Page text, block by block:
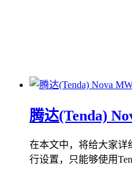
腾达(Tenda)
在本文中，将给大家详
行设置，只能够使用